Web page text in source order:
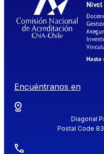
Encuéntranos en
Diagonal
Postal Code